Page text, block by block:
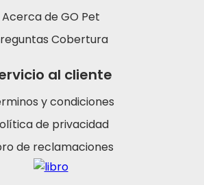
al cliente
y condiciones
de privacidad
de reclamaciones
Acerca de GO Pet
Cobertura